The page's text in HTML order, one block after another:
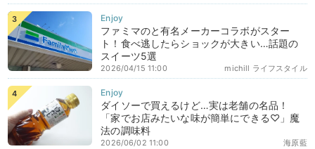
ファミマのと有名メーカーコラボがスター
ト！食べ逃したらショックが大きい…話題の
スイーツ5選
michill ライフスタイル
2026/04/15 11:00
ダイソーで買えるけど…実は老舗の名品！
「家でお店みたいな味が簡単にできる♡」魔
法の調味料
海原藍
2026/06/02 11:00